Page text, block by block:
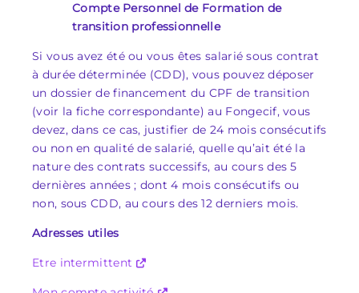
Compte Personnel de Formation de
transition professionnelle
Si vous avez été ou vous êtes salarié sous contrat
à durée déterminée (CDD), vous pouvez déposer
un dossier de financement du CPF de transition
(voir la fiche correspondante) au Fongecif, vous
devez, dans ce cas, justifier de 24 mois consécutifs
ou non en qualité de salarié, quelle qu’ait été la
nature des contrats successifs, au cours des 5
dernières années ; dont 4 mois consécutifs ou
non, sous CDD, au cours des 12 derniers mois.
Adresses utiles
Etre intermittent